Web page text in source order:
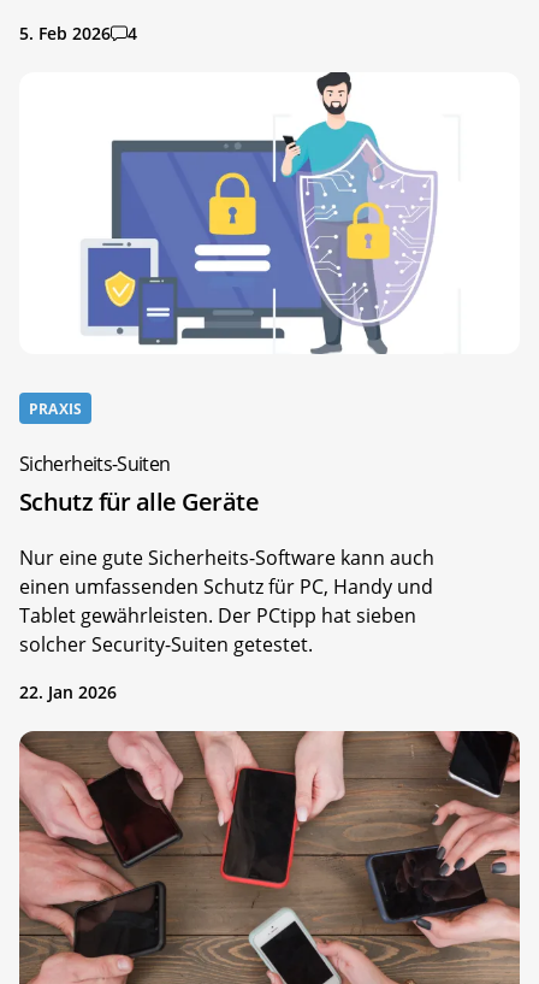
5. Feb 2026 4
PRAXIS
Sicherheits-Suiten
Schutz für alle Geräte
Nur eine gute Sicherheits-Software kann auch
einen umfassenden Schutz für PC, Handy und
Tablet gewährleisten. Der PCtipp hat sieben
solcher Security-Suiten getestet.
22. Jan 2026